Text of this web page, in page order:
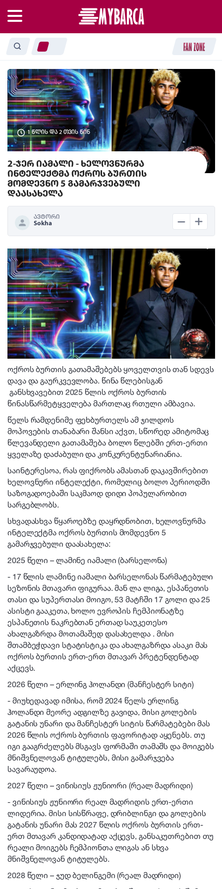
1 წლის და 2 თვის წინ
2-ჯერ იამალი - ხელოვნურმა
ინტელექტმა ოქროს ბურთის
მომდევნო 5 გამარჯვებული
დაასახელა
ავტორი
Sokha
ოქროს ბურთის გათამაშებებს ყოველთვის თან სდევს
დავა და გაურკვევლობა. წინა წლებისგან
განსხვავებით 2025 წლის ოქროს ბურთის
წინასწარმეტყველება მართლაც რთული ამბავია.
წელს რამდენიმე ფეხბურთელს ამ ჯილდოს
მოპოვების თანაბარი შანსი აქვთ, სწორედ ამიტომაც
წლევანდელი გათამაშება ბოლო წლებში ერთ-ერთი
ყველაზე დაძაბული და კონკურენტუნარიანია.
საინტერესოა, რას ფიქრობს ამასთან დაკავშირებით
ხელოვნური ინტელექტი, რომელიც ბოლო პერიოდში
საზოგადოებაში საკმაოდ დიდი პოპულარობით
სარგებლობს.
სხვადასხვა წყაროებზე დაყრდნობით, ხელოვნურმა
ინტელექტმა ოქროს ბურთის მომდევნო 5
გამარჯვებული დაასახელა:
2025 წელი – ლამინე იამალი (ბარსელონა)
- 17 წლის ლამინე იამალი ბარსელონას წარმატებული
სეზონის მთავარი ფიგურაა. მან ლა ლიგა, ესპანეთის
თასი და სუპერთასი მოიგო, 53 მატჩში 17 გოლი და 25
ასისტი გააკეთა, ხოლო ევროპის ჩემპიონატზე
ესპანეთის ნაკრებთან ერთად საუკეთესო
ახალგაზრდა მოთამაშედ დასახელდა . მისი
შთამბეჭდავი სტატისტიკა და ახალგაზრდა ასაკი მას
ოქროს ბურთის ერთ-ერთ მთავარ პრეტენდენტად
აქცევს.
2026 წელი – ერლინგ ჰოლანდი (მანჩესტერ სიტი)
- მიუხედავად იმისა, რომ 2024 წელს ერლინგ
ჰოლანდი მეორე ადგილზე გავიდა, მისი გოლების
გატანის უნარი და მანჩესტერ სიტის წარმატებები მას
2026 წლის ოქროს ბურთის ფავორიტად აყენებს. თუ
იგი გააგრძელებს მსგავს ფორმაში თამაშს და მოიგებს
მნიშვნელოვან ტიტულებს, მისი გამარჯვება
სავარაუდოა.
2027 წელი – ვინისიუს ჟუნიორი (რეალ მადრიდი)
- ვინისიუს ჟუნიორი რეალ მადრიდის ერთ-ერთი
ლიდერია. მისი სისწრაფე, დრიბლინგი და გოლების
გატანის უნარი მას 2027 წლის ოქროს ბურთის ერთ-
ერთ მთავარ კანდიდატად აქცევს, განსაკუთრებით თუ
რეალი მოიგებს ჩემპიონთა ლიგას ან სხვა
მნიშვნელოვან ტიტულებს.
2028 წელი – ჯუდ ბელინგემი (რეალ მადრიდი)